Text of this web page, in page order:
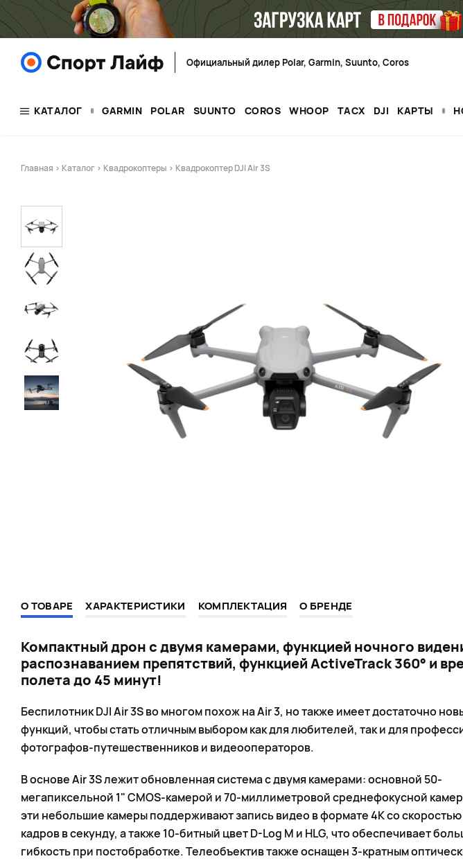
Официальный дилер Polar, Garmin, Suunto, Coros
КАТАЛОГ GARMIN POLAR SUUNTO COROS WHOOP TACX DJI КАРТЫ
Главная > Каталог > Квадрокоптеры > Квадрокоптер DJI Air 3S
О ТОВАРЕ ХАРАКТЕРИСТИКИ КОМПЛЕКТАЦИЯ О БРЕНДЕ
Компактный дрон с двумя камерами, функцией ночного
распознаванием препятствий, функцией ActiveTrack 360° и
полета до 45 минут!
Беспилотник DJI Air 3S во многом похож на Air 3, но также имеет достаточно
функций, чтобы стать отличным выбором как для любителей, так и для
фотографов-путешественников и видеооператоров.
В основе Air 3S лежит обновленная система с двумя камерами: основной 50-
мегапиксельной 1" CMOS-камерой и 70-миллиметровой среднефокусной
эти небольшие камеры поддерживают запись видео в формате 4K со скоростью
кадров в секунду, а также 10-битный цвет D-Log M и HLG, что обеспечивает
гибкость при постобработке. Телеобъектив также оснащен 3-кратным